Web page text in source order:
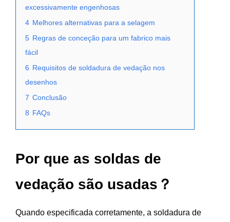
excessivamente engenhosas
4 Melhores alternativas para a selagem
5 Regras de conceção para um fabrico mais
fácil
6 Requisitos de soldadura de vedação nos
desenhos
7 Conclusão
8 FAQs
Por que as soldas de
vedação são usadas？
Quando especificada corretamente, a soldadura de